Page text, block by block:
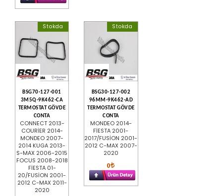
Stokda
BSG70-127-001
3M5Q-9K462-CA
TERMOSTAT GÖVDE
CONTA
CONNECT 2013-
COURİER 2014-
MONDEO 2007-
2014 KUGA 2013-
S-MAX 2006-2015
FOCUS 2008-2018
FİESTA 01-
20/FUSİON 2001-
2012 C-MAX 2011-
2020
Stokda
BSG30-127-002
96MM-9K462-AD
TERMOSTAT GÖVDE
CONTA
MONDEO 2014-
FİESTA 2001-
2017/FUSİON 2001-
2012 C-MAX 2007-
2020
0